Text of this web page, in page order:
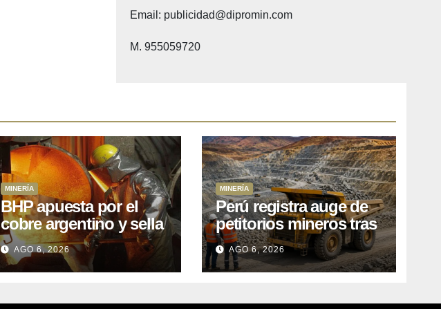
Email: publicidad@dipromin.com
M. 955059720
MINERÍA
BHP apuesta por el
cobre argentino y sella
acuerdo con Kobrea
para siete proyecto
AGO 6, 2026
MINERÍA
Perú registra auge de
petitorios mineros tras
liberación de más de
mil concesiones para
explorar cobre y oro
AGO 6, 2026